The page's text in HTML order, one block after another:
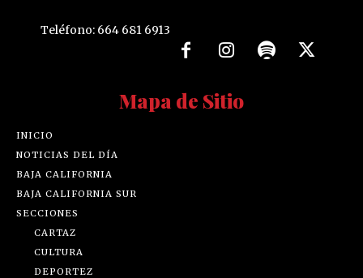
Teléfono: 664 681 6913
Mapa de Sitio
INICIO
NOTICIAS DEL DÍA
BAJA CALIFORNIA
BAJA CALIFORNIA SUR
SECCIONES
CARTAZ
CULTURA
DEPORTEZ